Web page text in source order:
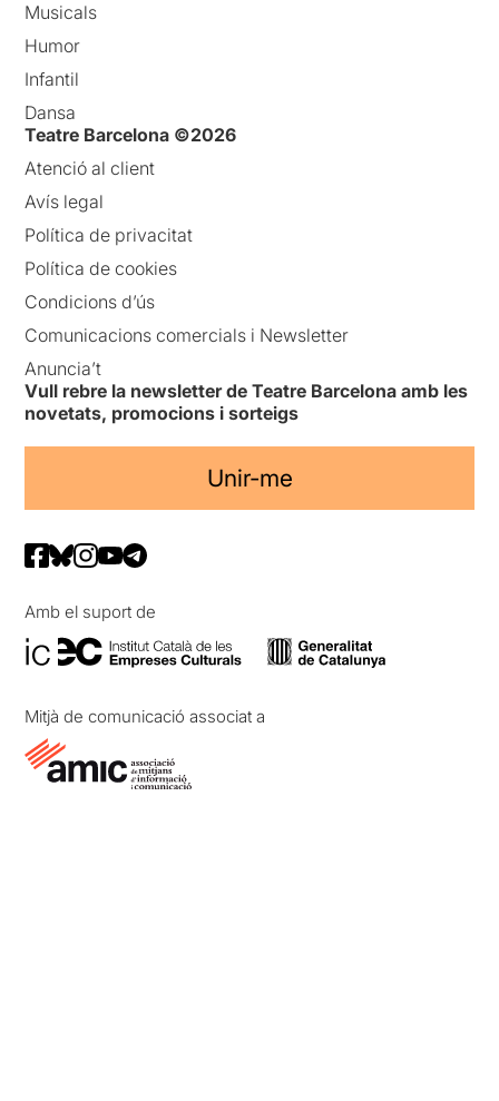
Musicals
Humor
Infantil
Dansa
Teatre Barcelona ©2026
Atenció al client
Avís legal
Política de privacitat
Política de cookies
Condicions d’ús
Comunicacions comercials i Newsletter
Anuncia’t
Vull rebre la newsletter de Teatre Barcelona amb les
novetats, promocions i sorteigs
Unir-me
Amb el suport de
Mitjà de comunicació associat a